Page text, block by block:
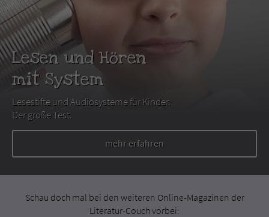
Lesen und Hören
mit System
Lesestifte und Audiosysteme für Kinder.
Der große Test.
mehr erfahren
Schau doch mal bei den weiteren Online-Magazinen der
Literatur-Couch vorbei: